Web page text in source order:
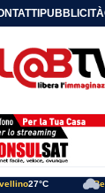
PUBBLICITÀ
27°C